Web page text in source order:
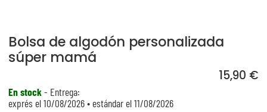
Bolsa de algodón personalizada
súper mamá
15,90 €
En stock- Entrega:
exprés el 10/08/2026 • estándar el 11/08/2026